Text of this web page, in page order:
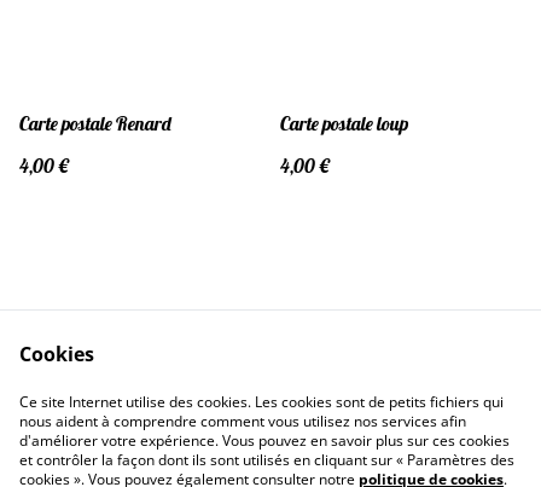
Carte postale Renard
4,00 €
Carte postale loup
4,00 €
Contactez-moi
Conditions
Politique de confidentialité
Politique de cookies
Cookies
Ce site Internet utilise des cookies. Les cookies sont de petits fichiers qui
nous aident à comprendre comment vous utilisez nos services afin
d'améliorer votre expérience. Vous pouvez en savoir plus sur ces cookies
et contrôler la façon dont ils sont utilisés en cliquant sur « Paramètres des
cookies ». Vous pouvez également consulter notre politique de cookies.